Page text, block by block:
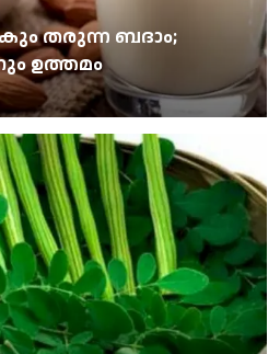
തരുന്ന ബദാം;
ഉത്തമം